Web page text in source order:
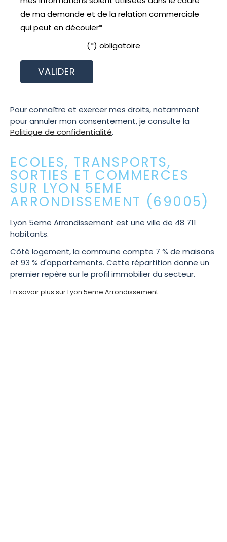
de ma demande et de la relation commerciale
qui peut en découler*
(*) obligatoire
Pour connaître et exercer mes droits, notamment
pour annuler mon consentement, je consulte la
Politique de confidentialité.
ECOLES, TRANSPORTS,
SORTIES ET COMMERCES
SUR LYON 5EME
ARRONDISSEMENT (69005)
Lyon 5eme Arrondissement est une ville de 48 711
habitants.
Côté logement, la commune compte 7 % de maisons
et 93 % d'appartements. Cette répartition donne un
premier repère sur le profil immobilier du secteur.
En savoir plus sur Lyon 5eme Arrondissement